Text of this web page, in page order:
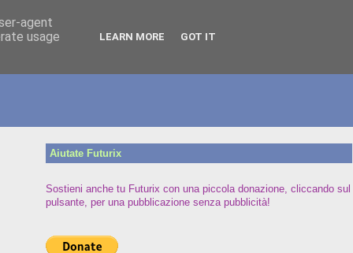
Aiutate Futurix
Sostieni anche tu Futurix con una piccola donazione, cliccando sul
pulsante, per una pubblicazione senza pubblicità!
agent
usage
LEARN MORE GOT IT